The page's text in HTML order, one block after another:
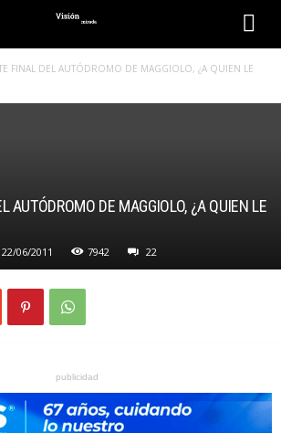
FINAL DEL AUTÓDROMO DE MAGGIOLO, ¿A QUIEN LE
AUTÓDROMO DE MAGGIOLO, ¿A QUIEN LE
22/06/2011 7942 22
publicidad